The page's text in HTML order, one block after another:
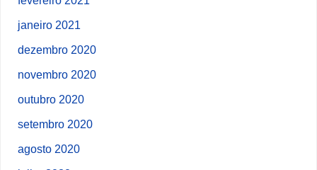
janeiro 2021
dezembro 2020
novembro 2020
outubro 2020
setembro 2020
agosto 2020